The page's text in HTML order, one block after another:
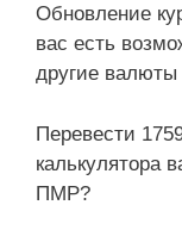
Обновление
вас есть
другие
Перевести
калькулятора
ПМР?